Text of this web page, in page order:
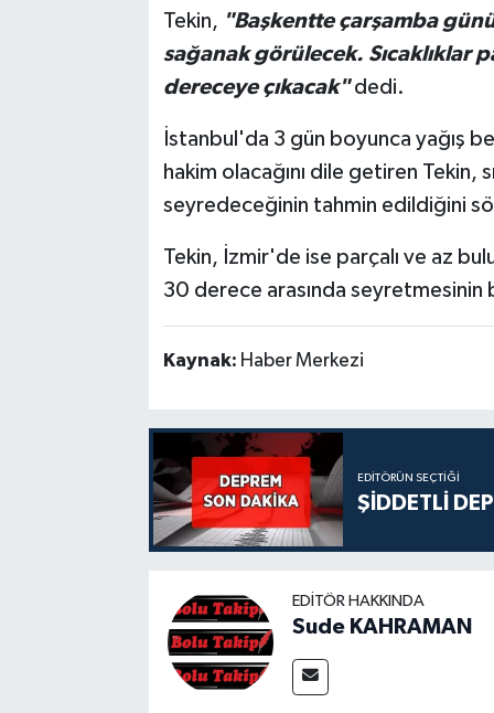
Tekin, "Başkentte çarşamba
sağanak görülecek. Sıcaklıklar
dereceye çıkacak"dedi.
İstanbul'da 3 gün boyunca yağış
hakim olacağını dile getiren Tekin,
seyredeceğinin tahmin edildiğini
Tekin, İzmir'de ise parçalı ve az
30 derece arasında
Kaynak: Haber Merkezi
EDITÖRÜN SEÇTIĞI
ŞİDDETLİ
EDITÖR HAKKINDA
Sude KAHRAMAN